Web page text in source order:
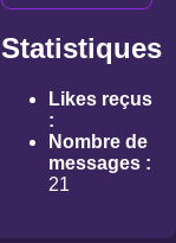
Statistiques
Likes reçus
:
Nombre de
messages :
21